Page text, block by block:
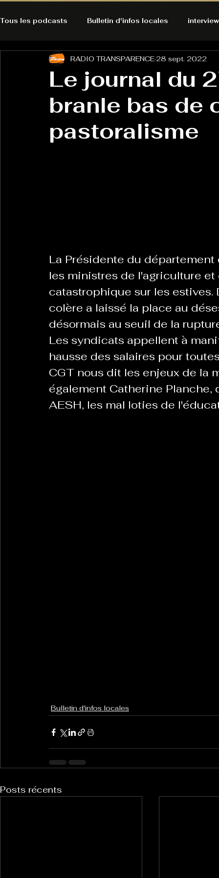
Tous les podcasts Bulletin d'infos locales
A l'Ecoute de la Peau Alternatives Ecologiques
Bulles à découvrir Bonnes résolutions de
Du pain et des parpaings GOOD VIBES
La Revanche des Cagoles Le Chabot La
Les Transversales Politique del païs Pour
LES ECHAPPEES OBLIQUES Sport Santé Les
Le journal du
branle bas de
pastoralisme
RADIO TRANSPARENCE 28 sept. 2022
La Présidente du
les ministres de l'agriculture
catastrophique sur les
colère a laissé la place au
désormais au seuil de la
Les syndicats appellent à
hausse des salaires pour
CGT nous dit les enjeux de la
également Catherine
AESH, les mal loties de
Bulletin d'infos locales
Posts récents